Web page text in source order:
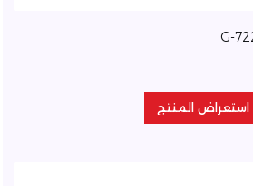
استعراض المنتج
استعراض المنتج